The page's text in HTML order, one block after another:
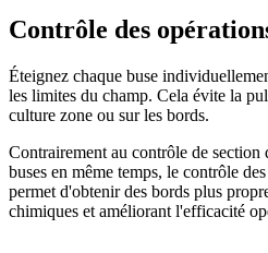
Contrôle des
Éteignez chaque buse
les limites du champ. Cela évite la
culture zone ou sur les bords.
Contrairement au contrôle de section
buses en même temps, le contrôle
permet d'obtenir des bords plus
chimiques et améliorant l'efficacité